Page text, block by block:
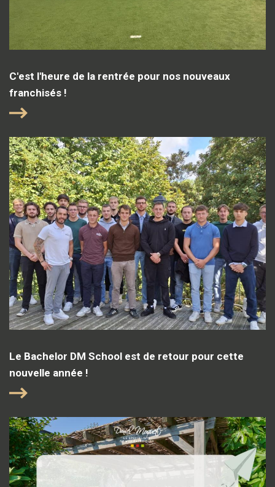
C'est l'heure de la rentrée pour nos nouveaux
franchisés !
Le Bachelor DM School est de retour pour cette
nouvelle année !